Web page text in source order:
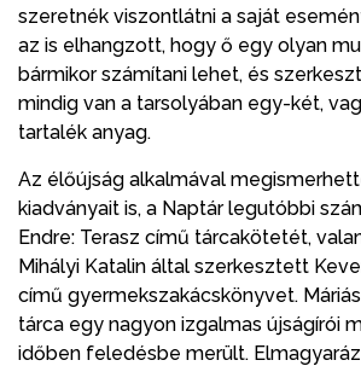
szeretnék viszontlátni a saját
az is elhangzott, hogy ő egy olyan
bármikor számítani lehet, és
mindig van a tarsolyában egy-két,
tartalék anyag.
Az élőújság alkalmával
kiadványait is, a Naptár legutóbbi
Endre: Terasz című tárcakötetét,
Mihályi Katalin által szerkesztett
című gyermekszakácskönyvet.
tárca egy nagyon izgalmas újságírói
időben feledésbe merült.